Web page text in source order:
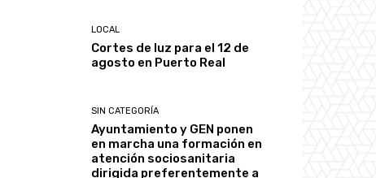
LOCAL
Cortes de luz para el 12 de
agosto en Puerto Real
SIN CATEGORÍA
Ayuntamiento y GEN ponen
en marcha una formación en
atención sociosanitaria
dirigida preferentemente a